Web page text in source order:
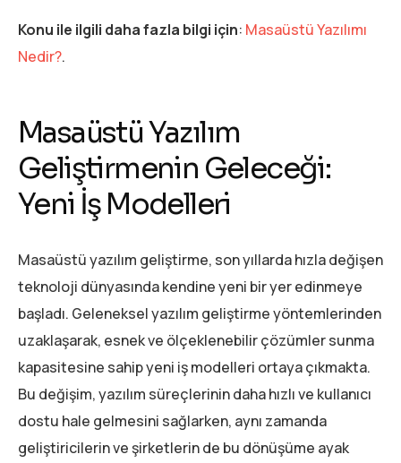
Konu ile ilgili daha fazla bilgi için: Masaüstü Yazılımı
Nedir?.
Masaüstü Yazılım
Geliştirmenin Geleceği:
Yeni İş Modelleri
Masaüstü yazılım geliştirme, son yıllarda hızla değişen
teknoloji dünyasında kendine yeni bir yer edinmeye
başladı. Geleneksel yazılım geliştirme yöntemlerinden
uzaklaşarak, esnek ve ölçeklenebilir çözümler sunma
kapasitesine sahip yeni iş modelleri ortaya çıkmakta.
Bu değişim, yazılım süreçlerinin daha hızlı ve kullanıcı
dostu hale gelmesini sağlarken, aynı zamanda
geliştiricilerin ve şirketlerin de bu dönüşüme ayak